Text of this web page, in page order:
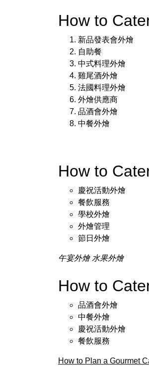
How to
新品發表會外燴
自助餐
中式料理外燴
雞尾酒外燴
法國料理外燴
外燴供應商
品酒會外燴
中餐外燴
How to
慶祝活動外燴
餐飲服務
學校外燴
外燴管理
節日外燴
午宴外燴 水果外燴
How to
品酒會外燴
中餐外燴
慶祝活動外燴
餐飲服務
How to Plan a Gourmet